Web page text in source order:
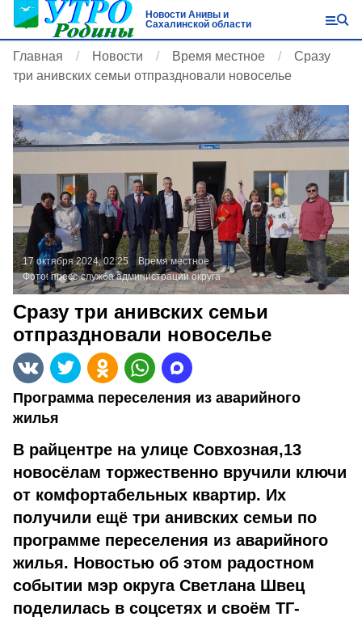
Новости Анивы и
Сахалинской области
Главная Новости Время местное
Сразу
три анивских семьи отпраздновали новоселье
17 октября 2024, 02:25
Время местное
Фото:пресс-служба администрации округа
Сразу три анивских семьи
отпраздновали новоселье
Программа переселения из аварийного
жилья
В райцентре на улице Совхозная,13
новосёлам торжественно вручили ключи
от комфортабельных квартир. Их
получили ещё три анивских семьи по
программе переселения из аварийного
жилья. Новостью об этом радостном
событии мэр округа Светлана Швец
поделилась в соцсетях и своём ТГ-